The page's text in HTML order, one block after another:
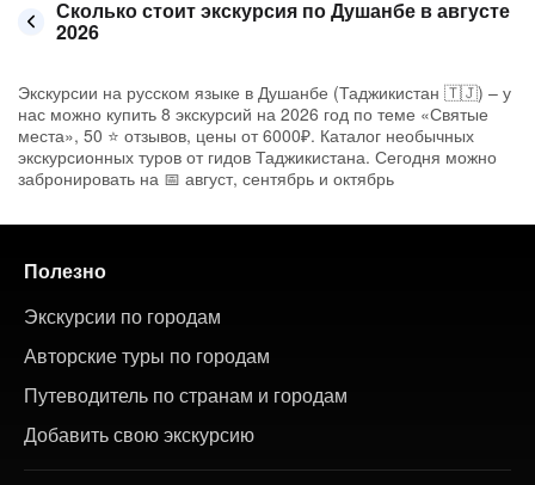
Сколько стоит экскурсия по Душанбе в августе
2026
Экскурсии на русском языке в Душанбе (Таджикистан 🇹🇯) – у
нас можно купить 8 экскурсий на 2026 год по теме «Святые
места», 50 ⭐ отзывов, цены от 6000₽. Каталог необычных
экскурсионных туров от гидов Таджикистана. Сегодня можно
забронировать на 📅 август, сентябрь и октябрь
Полезно
Экскурсии по городам
Авторские туры по городам
Путеводитель по странам и городам
Добавить свою экскурсию